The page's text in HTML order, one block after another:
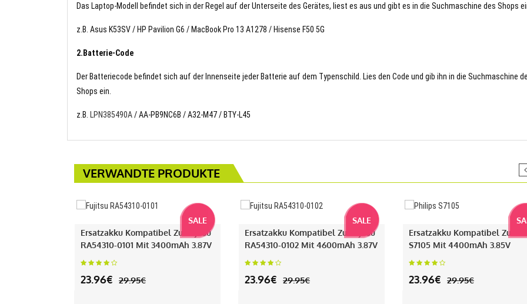
Das Laptop-Modell befindet sich in der Regel auf der Unterseite des Gerätes, liest es aus und gibt es in die Suchmaschine des Shops
z.B. Asus K53SV / HP Pavilion G6 / MacBook Pro 13 A1278 / Hisense F50 5G
2.Batterie-Code
Der Batteriecode befindet sich auf der Innenseite jeder Batterie auf dem Typenschild. Lies den Code und gib ihn in die Suchmaschine
Shops ein.
z.B. LPN385490A/ AA-PB9NC6B / A32-M47 / BTY-L45
VERWANDTE PRODUKTE
SALE
Ersatzakku Kompatibel Zu Fujitsu
RA54310-0101 Mit 3400mAh 3.87V
23.96€ 29.95€
SALE
Ersatzakku Kompatibel Zu Fujitsu
RA54310-0102 Mit 4600mAh 3.87V
23.96€ 29.95€
Ersatzakku Kompatibel Zu
S7105 Mit 4400mAh 3.85V
23.96€ 29.95€